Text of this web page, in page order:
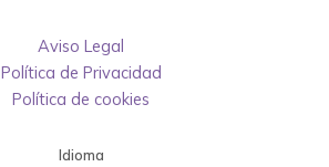
Aviso Legal
Política de Privacidad
Política de cookies
Idioma